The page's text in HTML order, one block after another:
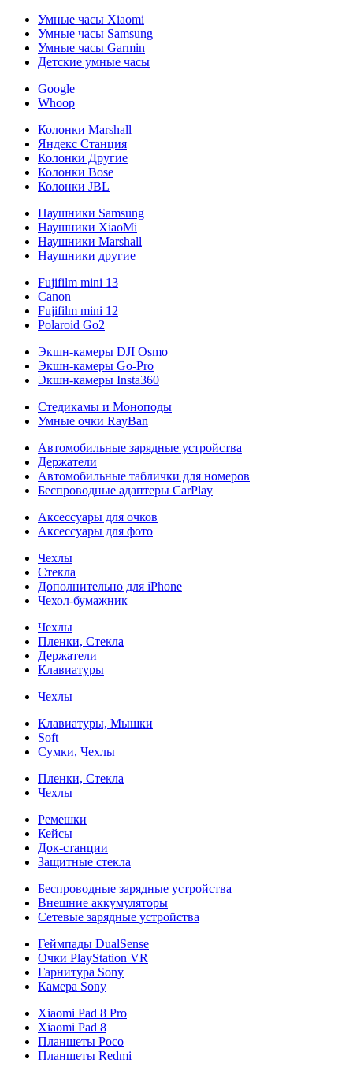
Умные часы Xiaomi
Умные часы Samsung
Умные часы Garmin
Детские умные часы
Google
Whoop
Колонки Marshall
Яндекс Станция
Колонки Другие
Колонки Bose
Колонки JBL
Наушники Samsung
Наушники XiaoMi
Наушники Marshall
Наушники другие
Fujifilm mini 13
Canon
Fujifilm mini 12
Polaroid Go2
Экшн-камеры DJI Osmo
Экшн-камеры Go-Pro
Экшн-камеры Insta360
Стедикамы и Моноподы
Умные очки RayBan
Автомобильные зарядные устройства
Держатели
Автомобильные таблички для номеров
Беспроводные адаптеры CarPlay
Аксессуары для очков
Аксессуары для фото
Чехлы
Стекла
Дополнительно для iPhone
Чехол-бумажник
Чехлы
Пленки, Стекла
Держатели
Клавиатуры
Чехлы
Клавиатуры, Мышки
Soft
Сумки, Чехлы
Пленки, Стекла
Чехлы
Ремешки
Кейсы
Док-станции
Защитные стекла
Беспроводные зарядные устройства
Внешние аккумуляторы
Сетевые зарядные устройства
Геймпады DualSense
Очки PlayStation VR
Гарнитура Sony
Камера Sony
Xiaomi Pad 8 Pro
Xiaomi Pad 8
Планшеты Poco
Планшеты Redmi